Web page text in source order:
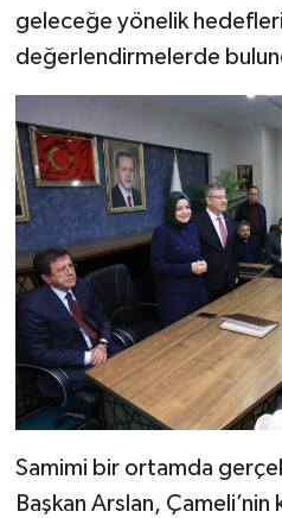
geleceğe yönelik hedefleri
değerlendirmelerde
Samimi bir ortamda
Başkan Arslan,